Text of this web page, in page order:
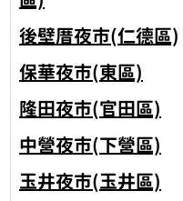
後壁厝夜市(仁德區)
保華夜市(東區)
隆田夜市(官田區)
中營夜市(下營區)
玉井夜市(玉井區)